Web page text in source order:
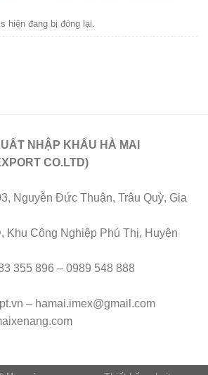
hiện đang bị đóng lại.
NHẬP KHẨU HÀ MAI
CO.LTD)
Nguyễn Đức Thuận, Trâu Quỳ, Gia
Khu Công Nghiệp Phú Thị, Huyện
355 896 – 0989 548 888
– hamai.imex@gmail.com